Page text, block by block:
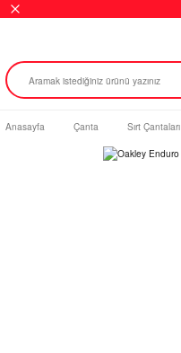
Anasayfa Çanta Sırt Çantaları